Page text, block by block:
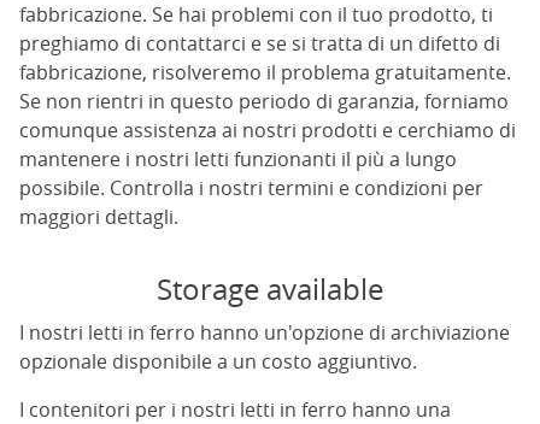
fabbricazione. Se hai problemi con il tuo prodotto, ti
preghiamo di contattarci e se si tratta di un difetto di
fabbricazione, risolveremo il problema gratuitamente.
Se non rientri in questo periodo di garanzia, forniamo
comunque assistenza ai nostri prodotti e cerchiamo di
mantenere i nostri letti funzionanti il più a lungo
possibile. Controlla i nostri termini e condizioni per
maggiori dettagli.
Storage available
I nostri letti in ferro hanno un'opzione di archiviazione
opzionale disponibile a un costo aggiuntivo.
I contenitori per i nostri letti in ferro hanno una